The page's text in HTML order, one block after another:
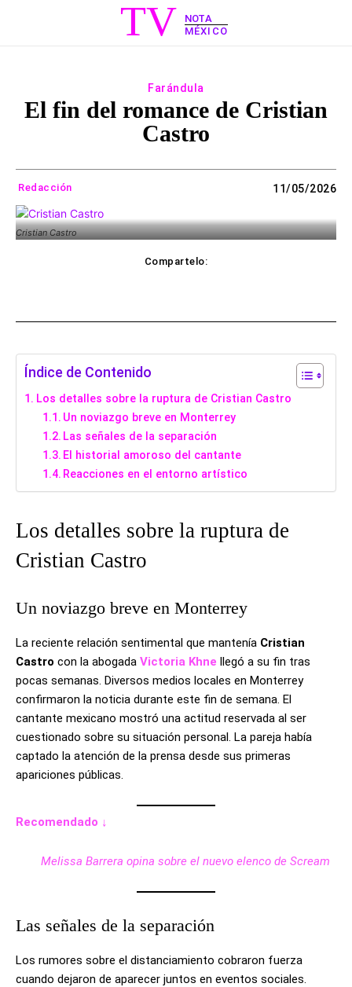
TV
NOTA
MÉXICO
Farándula
El fin del romance de Cristian
Castro
Redacción 11/05/2026
Cristian Castro
Compartelo:
Índice de Contenido
Los detalles sobre la ruptura de Cristian Castro
Un noviazgo breve en Monterrey
Las señales de la separación
El historial amoroso del cantante
Reacciones en el entorno artístico
Los detalles sobre la ruptura de
Cristian Castro
Un noviazgo breve en Monterrey
La reciente relación sentimental que mantenía Cristian
Castro con la abogada Victoria Khne llegó a su fin tras
pocas semanas. Diversos medios locales en Monterrey
confirmaron la noticia durante este fin de semana. El
cantante mexicano mostró una actitud reservada al ser
cuestionado sobre su situación personal. La pareja había
captado la atención de la prensa desde sus primeras
apariciones públicas.
Recomendado ↓
Melissa Barrera opina sobre el nuevo elenco de Scream
Las señales de la separación
Los rumores sobre el distanciamiento cobraron fuerza
cuando dejaron de aparecer juntos en eventos sociales.